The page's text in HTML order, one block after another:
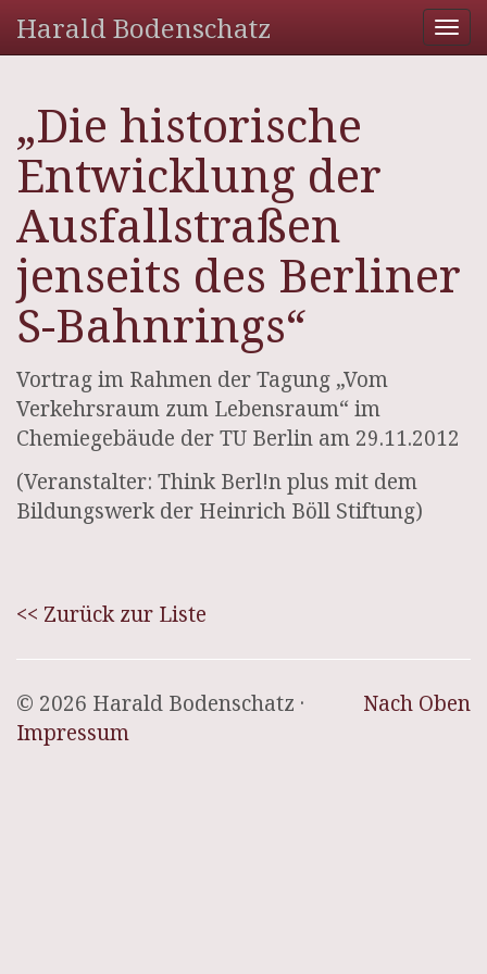
Harald Bodenschatz
„Die historische
Entwicklung der
Ausfallstraßen
jenseits des Berliner
S-Bahnrings“
Vortrag im Rahmen der Tagung „Vom
Verkehrsraum zum Lebensraum“ im
Chemiegebäude der TU Berlin am 29.11.2012
(Veranstalter: Think Berl!n plus mit dem
Bildungswerk der Heinrich Böll Stiftung)
<< Zurück zur Liste
Nach Oben
© 2026 Harald Bodenschatz ·
Impressum